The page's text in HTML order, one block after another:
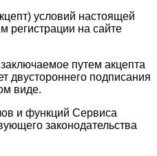
условий настоящей
регистрации на сайте
путем акцепта
двустороннего подписания
виде.
и функций Сервиса
законодательства